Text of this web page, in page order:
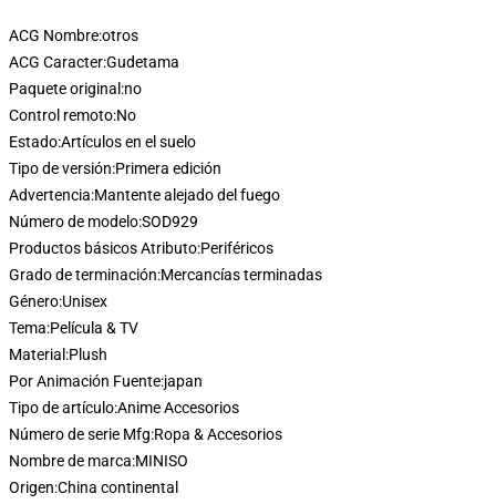
ACG Nombre:otros
ACG Caracter:Gudetama
Paquete original:no
Control remoto:No
Estado:Artículos en el suelo
Tipo de versión:Primera edición
Advertencia:Mantente alejado del fuego
Número de modelo:SOD929
Productos básicos Atributo:Periféricos
Grado de terminación:Mercancías terminadas
Género:Unisex
Tema:Película & TV
Material:Plush
Por Animación Fuente:japan
Tipo de artículo:Anime Accesorios
Número de serie Mfg:Ropa & Accesorios
Nombre de marca:MINISO
Origen:China continental